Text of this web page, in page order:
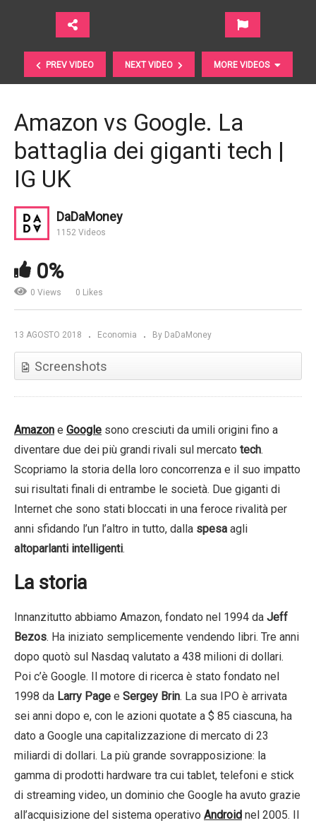
PREV VIDEO NEXT VIDEO MORE VIDEOS
Amazon vs Google. La
battaglia dei giganti tech |
IG UK
DaDaMoney
1152 Videos
0%
0 Views 0 Likes
13 AGOSTO 2018 Economia By DaDaMoney
Screenshots
Amazon e Google sono cresciuti da umili origini fino a
diventare due dei più grandi rivali sul mercato tech.
Scopriamo la storia della loro concorrenza e il suo impatto
sui risultati finali di entrambe le società. Due giganti di
Internet che sono stati bloccati in una feroce rivalità per
anni sfidando l’un l’altro in tutto, dalla spesa agli
altoparlanti intelligenti.
La storia
Innanzitutto abbiamo Amazon, fondato nel 1994 da Jeff
Bezos. Ha iniziato semplicemente vendendo libri. Tre anni
dopo quotò sul Nasdaq valutato a 438 milioni di dollari.
Poi c’è Google. Il motore di ricerca è stato fondato nel
1998 da Larry Page e Sergey Brin. La sua IPO è arrivata
sei anni dopo e, con le azioni quotate a $ 85 ciascuna, ha
dato a Google una capitalizzazione di mercato di 23
miliardi di dollari. La più grande sovrapposizione: la
gamma di prodotti hardware tra cui tablet, telefoni e stick
di streaming video, un dominio che Google ha avuto grazie
all’acquisizione del sistema operativo Android nel 2005. Il